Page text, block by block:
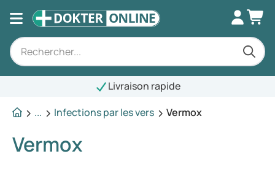
Livraison rapide
...
Infections par les vers Vermox
Vermox